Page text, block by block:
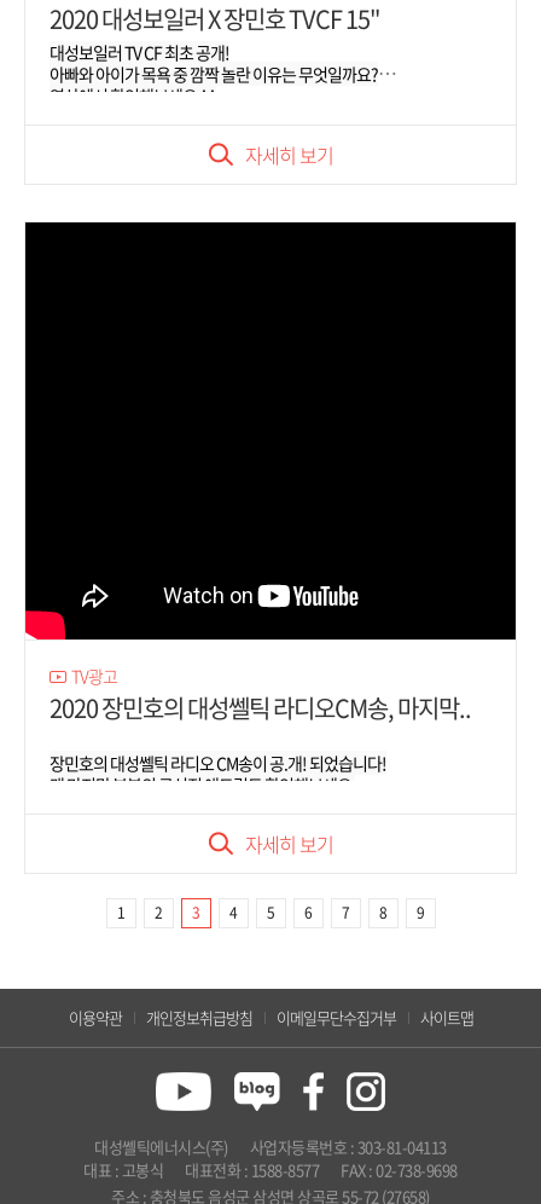
2020 대성보일러 X 장민호 TVCF 15"
대성보일러 TV CF 최초 공개!
아빠와 아이가 목욕 중 깜짝 놀란 이유는 무엇일까요?
영상에서 확인해보세요 ^^
자세히 보기
TV광고
2020 장민호의 대성쎌틱 라디오CM송, 마지막..
장민호의 대성쎌틱 라디오 CM송이 공.개! 되었습니다!
맨 마지막 부분의 구성진 애드립도 확인해보세요.
자세히 보기
1 2 3 4 5 6 7 8 9
이용약관 개인정보취급방침 이메일무단수집거부 사이트맵
대성쎌틱에너시스(주)
사업자등록번호 : 303-81-04113
대표 : 고봉식
대표전화 : 1588-8577
FAX : 02-738-9698
주소 : 충청북도 음성군 삼성면 상곡로 55-72 (27658)